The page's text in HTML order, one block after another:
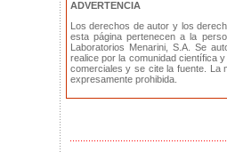
ADVERTENCIA
Los derechos de autor y los
esta página pertenecen a la
Laboratorios Menarini, S.A. Se
realice por la comunidad científica
comerciales y se cite la fuente. La
expresamente prohibida.